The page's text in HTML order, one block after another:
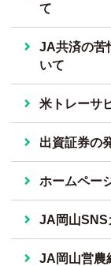
て
JA共済の苦
いて
米トレーサ
出資証券の
ホームペー
JA岡山SNS
JA岡山営農